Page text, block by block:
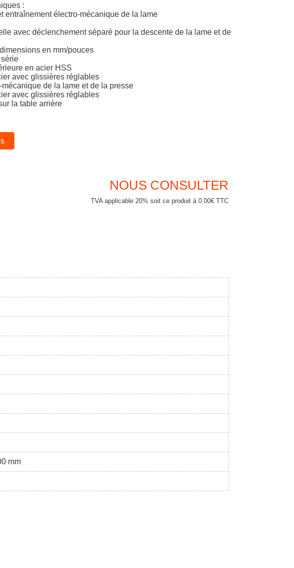
:
entraînement électro-mécanique de la lame
avec déclenchement séparé pour la descente de la lame et de
en mm/pouces
en acier HSS
avec glissières réglables
de la lame et de la presse
avec glissières réglables
la table arrière
NOUS CONSULTER
TVA applicable 20% soit ce produit à 0.00€ TTC
mm